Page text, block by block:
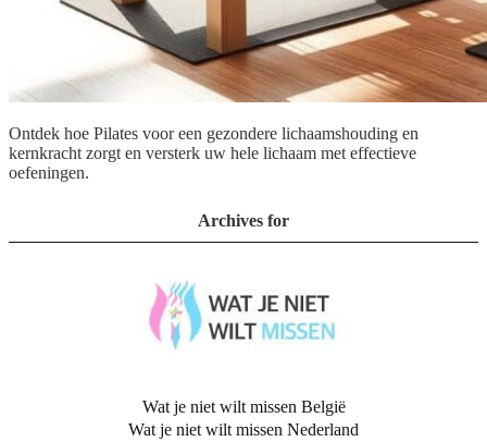
Ontdek hoe Pilates voor een gezondere lichaamshouding en
kernkracht zorgt en versterk uw hele lichaam met effectieve
oefeningen.
Archives for
Wat je niet wilt missen België
Wat je niet wilt missen Nederland